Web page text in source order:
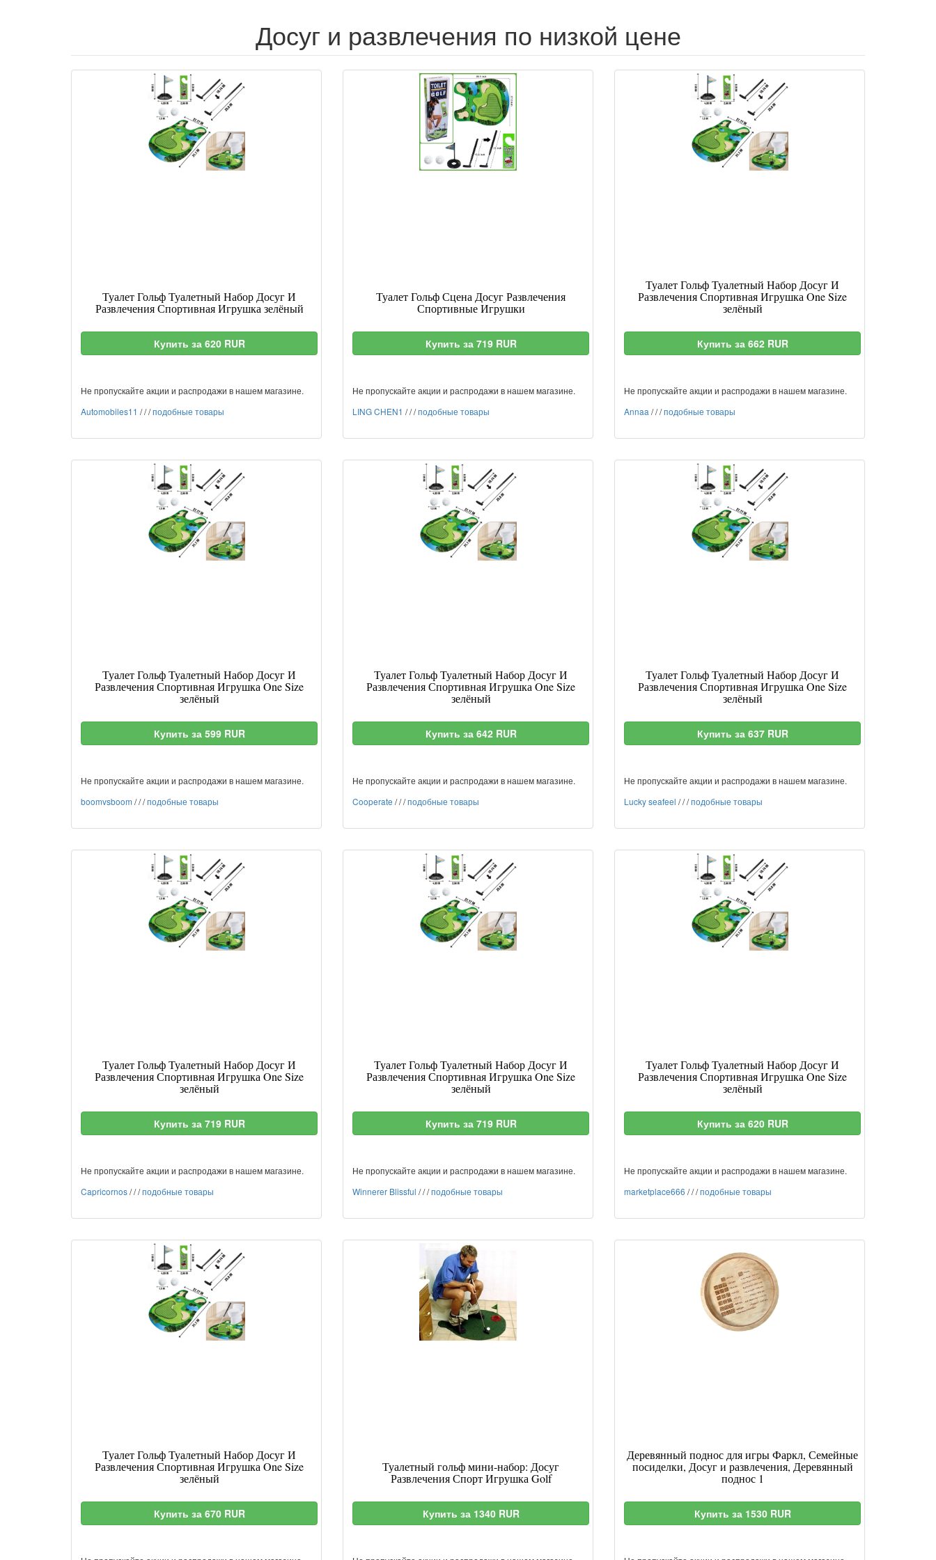
Досуг и развлечения по низкой цене
Туалет Гольф Туалетный Набор Досуг И
Развлечения Спортивная Игрушка зелёный
Купить за 620 RUR
Не пропускайте акции и распродажи в нашем магазине.
Automobiles11 ///подобные товары
Туалет Гольф Сцена Досуг Развлечения
Спортивные Игрушки
Купить за 719 RUR
Не пропускайте акции и распродажи в нашем магазине.
LING CHEN1 ///подобные товары
Туалет Гольф Туалетный Набор Досуг И
Развлечения Спортивная Игрушка One Size
зелёный
Купить за 662 RUR
Не пропускайте акции и распродажи в нашем магазине.
Annaa ///подобные товары
Туалет Гольф Туалетный Набор Досуг И
Развлечения Спортивная Игрушка One Size
зелёный
Купить за 599 RUR
Не пропускайте акции и распродажи в нашем магазине.
boomvsboom ///подобные товары
Туалет Гольф Туалетный Набор Досуг И
Развлечения Спортивная Игрушка One Size
зелёный
Купить за 642 RUR
Не пропускайте акции и распродажи в нашем магазине.
Cooperate ///подобные товары
Туалет Гольф Туалетный Набор Досуг И
Развлечения Спортивная Игрушка One Size
зелёный
Купить за 637 RUR
Не пропускайте акции и распродажи в нашем магазине.
Lucky seafeel ///подобные товары
Туалет Гольф Туалетный Набор Досуг И
Развлечения Спортивная Игрушка One Size
зелёный
Купить за 719 RUR
Не пропускайте акции и распродажи в нашем магазине.
Capricornos///подобные товары
Туалет Гольф Туалетный Набор Досуг И
Развлечения Спортивная Игрушка One Size
зелёный
Купить за 719 RUR
Не пропускайте акции и распродажи в нашем магазине.
Winnerer Blissful ///подобные товары
Туалет Гольф Туалетный Набор Досуг И
Развлечения Спортивная Игрушка One Size
зелёный
Купить за 620 RUR
Не пропускайте акции и распродажи в нашем магазине.
marketplace666 ///подобные товары
Туалет Гольф Туалетный Набор Досуг И
Развлечения Спортивная Игрушка One Size
зелёный
Купить за 670 RUR
Туалетный гольф мини-набор: Досуг
Развлечения Спорт Игрушка Golf
Купить за 1340 RUR
Деревянный поднос для игры Фаркл, Семейные
посиделки, Досуг и развлечения, Деревянный
поднос 1
Купить за 1530 RUR